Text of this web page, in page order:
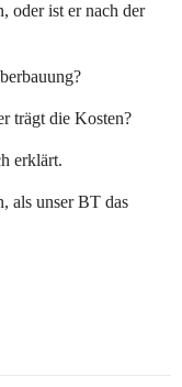
oder ist er nach der
trägt die Kosten?
erklärt.
als unser BT das